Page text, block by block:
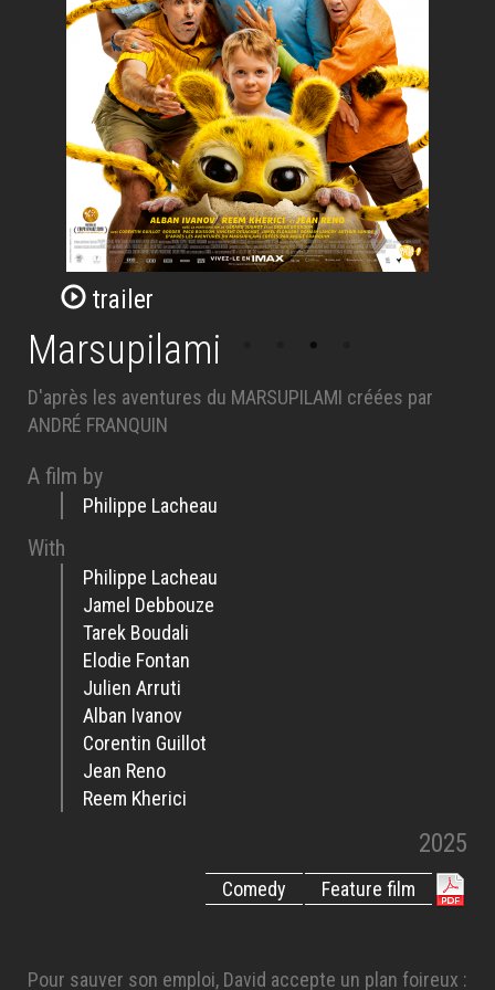
trailer
Marsupilami
D'après les aventures du MARSUPILAMI créées par
ANDRÉ FRANQUIN
A film by
Philippe Lacheau
With
Philippe Lacheau
Jamel Debbouze
Tarek Boudali
Elodie Fontan
Julien Arruti
Alban Ivanov
Corentin Guillot
Jean Reno
Reem Kherici
2025
Feature film
Comedy
Pour sauver son emploi, David accepte un plan foireux :